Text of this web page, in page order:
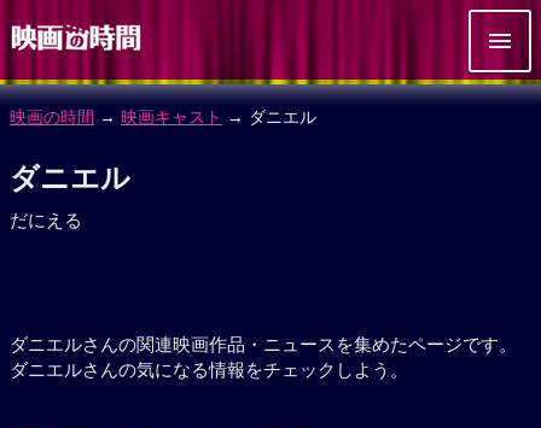
映画の時間 → 映画キャスト → ダニエル
ダニエル
だにえる
ダニエルさんの関連映画作品・ニュースを集めたページです。
ダニエルさんの気になる情報をチェックしよう。